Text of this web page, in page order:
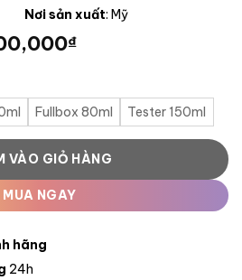
Nơi sản xuất: Mỹ
₫
Fullbox 80ml Tester 150ml
VÀO GIỎ HÀNG
MUA NGAY
hãng
24h